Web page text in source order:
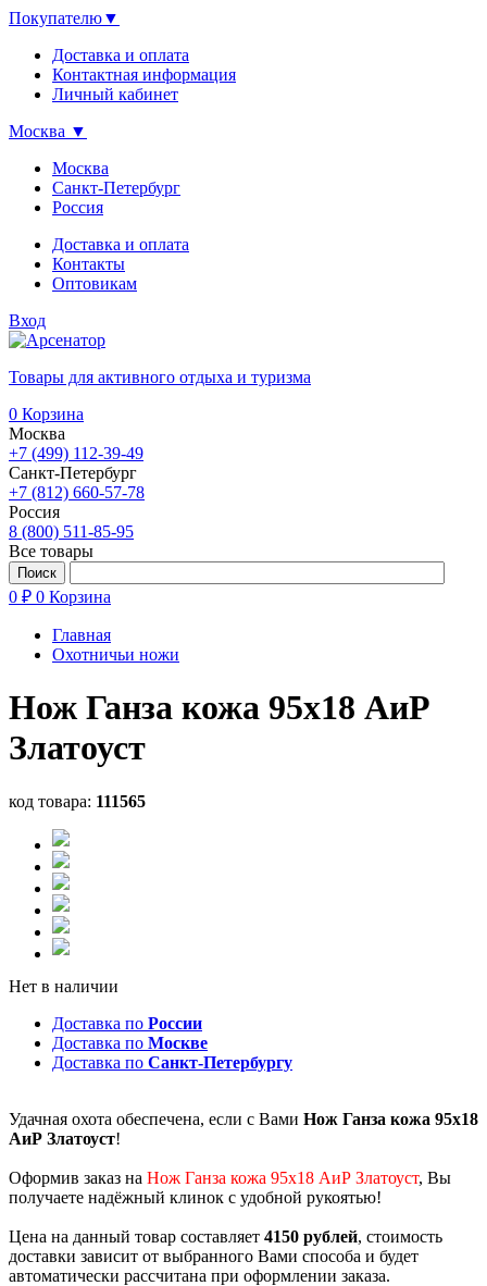
Покупателю▼
Доставка и оплата
Контактная информация
Личный кабинет
Москва ▼
Москва
Санкт-Петербург
Россия
Доставка и оплата
Контакты
Оптовикам
Вход
Товары для активного отдыха и туризма
0 Корзина
Москва
+7 (499) 112-39-49
Санкт-Петербург
+7 (812) 660-57-78
Россия
8 (800) 511-85-95
Все товары
0 ₽ 0 Корзина
Главная
Охотничьи ножи
Нож Ганза кожа 95х18 АиР
Златоуст
код товара: 111565
Нет в наличии
Доставка по России
Доставка по Москве
Доставка по Санкт-Петербургу
Удачная охота обеспечена, если с Вами Нож Ганза кожа 95х18
АиР Златоуст!
Оформив заказ на Нож Ганза кожа 95х18 АиР Златоуст, Вы
получаете надёжный клинок с удобной рукоятью!
Цена на данный товар составляет 4150 рублей, стоимость
доставки зависит от выбранного Вами способа и будет
автоматически рассчитана при оформлении заказа.